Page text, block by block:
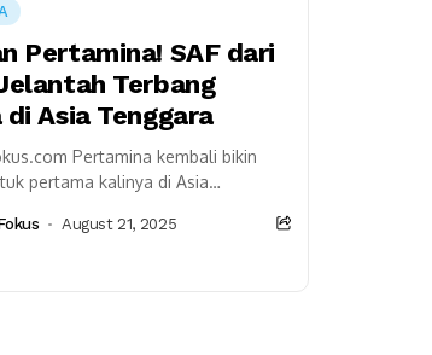
Pertamina! SAF dari
Terbang
di Asia Tenggara
Pertamina kembali bikin
pertama kalinya di Asia
Sustainable Aviation Fuel (SAF)
August 21, 2025